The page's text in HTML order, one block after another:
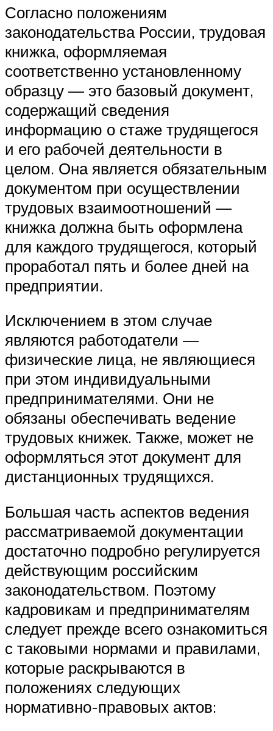
Согласно положениям
законодательства России, трудовая
книжка, оформляемая
соответственно установленному
образцу — это базовый документ,
содержащий сведения
информацию о стаже трудящегося
и его рабочей деятельности в
целом. Она является обязательным
документом при осуществлении
трудовых взаимоотношений —
книжка должна быть оформлена
для каждого трудящегося, который
проработал пять и более дней на
предприятии.
Исключением в этом случае
являются работодатели —
физические лица, не являющиеся
при этом индивидуальными
предпринимателями. Они не
обязаны обеспечивать ведение
трудовых книжек. Также, может не
оформляться этот документ для
дистанционных трудящихся.
Большая часть аспектов ведения
рассматриваемой документации
достаточно подробно регулируется
действующим российским
законодательством. Поэтому
кадровикам и предпринимателям
следует прежде всего ознакомиться
с таковыми нормами и правилами,
которые раскрываются в
положениях следующих
нормативно-правовых актов: